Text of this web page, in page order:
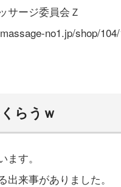
サージ委員会Ｚ
no1.jp/shop/
らうｗ
す。
来事がありました。